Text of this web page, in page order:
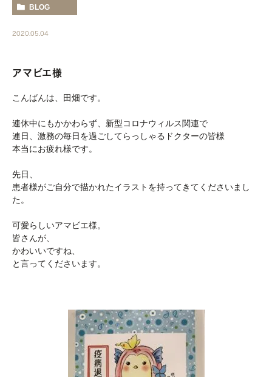
BLOG
2020.05.04
アマビエ様
こんばんは、田畑です。
連休中にもかかわらず、新型コロナウィルス関連で
連日、激務の毎日を過ごしてらっしゃるドクターの皆様
本当にお疲れ様です。
先日、
患者様がご自分で描かれたイラストを持ってきてくださいまし
た。
可愛らしいアマビエ様。
皆さんが、
かわいいですね、
と言ってくださいます。